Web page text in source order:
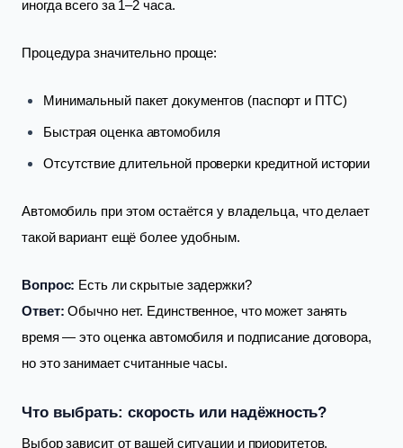
иногда всего за 1–2 часа.
Процедура значительно проще:
Минимальный пакет документов (паспорт и ПТС)
Быстрая оценка автомобиля
Отсутствие длительной проверки кредитной истории
Автомобиль при этом остаётся у владельца, что делает
такой вариант ещё более удобным.
Вопрос: Есть ли скрытые задержки?
Ответ: Обычно нет. Единственное, что может занять
время — это оценка автомобиля и подписание договора,
но это занимает считанные часы.
Что выбрать: скорость или надёжность?
Выбор зависит от вашей ситуации и приоритетов.